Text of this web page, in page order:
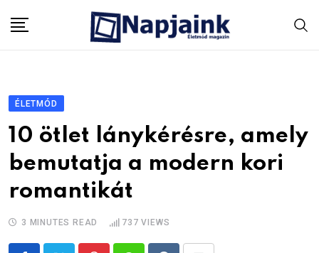
ÉLETMÓD
10 ötlet lánykérésre, amely
bemutatja a modern kori
romantikát
3 MINUTES READ 737 VIEWS